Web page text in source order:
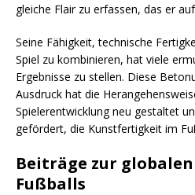
gleiche Flair zu erfassen, das er
Seine Fähigkeit, technische
Spiel zu kombinieren, hat viele
Ergebnisse zu stellen. Diese
Ausdruck hat die
Spielerentwicklung neu gestaltet
gefördert, die Kunstfertigkeit im
Beiträge zur
Fußballs